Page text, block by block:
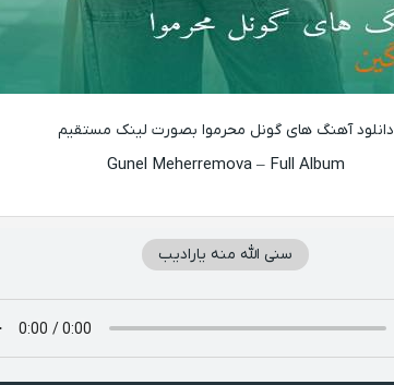
دانلود آهنگ های گونل محرموا بصورت لینک مستقیم
Gunel Meherremova – Full Album
سنی الله منه یارادیب